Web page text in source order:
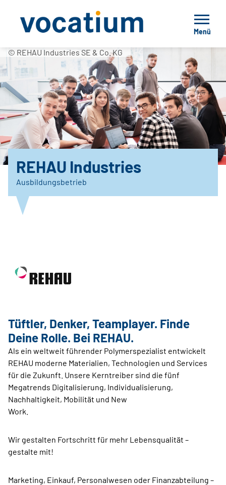
Menü
© REHAU Industries SE & Co. KG
REHAU Industries
Ausbildungsbetrieb
Tüftler, Denker, Teamplayer. Finde
Deine Rolle. Bei REHAU.
Als ein weltweit führender Polymerspezialist entwickelt
REHAU moderne Materialien, Technologien und Services
für die Zukunft. Unsere Kerntreiber sind die fünf
Megatrends Digitalisierung, Individualisierung,
Nachhaltigkeit, Mobilität und New
Work.
Wir gestalten Fortschritt für mehr Lebensqualität –
gestalte mit!
Marketing, Einkauf, Personalwesen oder Finanzabteilung –